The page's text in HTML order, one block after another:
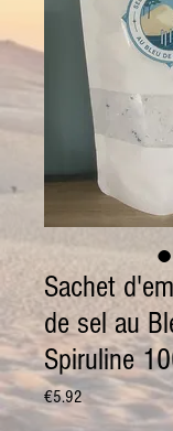
Sachet
de sel au
Spiruline
€5.92Price